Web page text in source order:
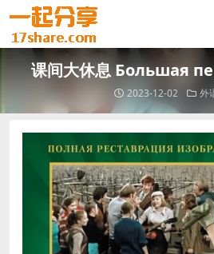
课间大休息 Большая
2023-12-02 外